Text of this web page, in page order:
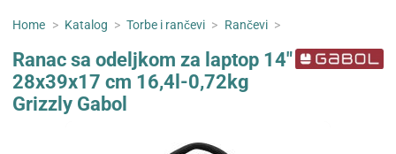
Home > Katalog > Torbe i rančevi > Rančevi >
Ranac sa odeljkom za laptop 14"
28x39x17 cm 16,4l-0,72kg
Grizzly Gabol